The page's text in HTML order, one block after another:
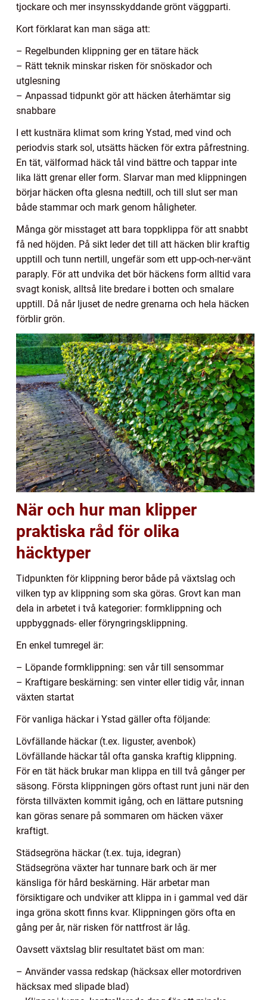
tjockare och mer insynsskyddande grönt väggparti.
Kort förklarat kan man säga att:
– Regelbunden klippning ger en tätare häck
– Rätt teknik minskar risken för snöskador och
utglesning
– Anpassad tidpunkt gör att häcken återhämtar sig
snabbare
I ett kustnära klimat som kring Ystad, med vind och
periodvis stark sol, utsätts häcken för extra påfrestning.
En tät, välformad häck tål vind bättre och tappar inte
lika lätt grenar eller form. Slarvar man med klippningen
börjar häcken ofta glesna nedtill, och till slut ser man
både stammar och mark genom håligheter.
Många gör misstaget att bara toppklippa för att snabbt
få ned höjden. På sikt leder det till att häcken blir kraftig
upptill och tunn nertill, ungefär som ett upp-och-ner-vänt
paraply. För att undvika det bör häckens form alltid vara
svagt konisk, alltså lite bredare i botten och smalare
upptill. Då når ljuset de nedre grenarna och hela häcken
förblir grön.
När och hur man klipper
praktiska råd för olika
häcktyper
Tidpunkten för klippning beror både på växtslag och
vilken typ av klippning som ska göras. Grovt kan man
dela in arbetet i två kategorier: formklippning och
uppbyggnads- eller föryngringsklippning.
En enkel tumregel är:
– Löpande formklippning: sen vår till sensommar
– Kraftigare beskärning: sen vinter eller tidig vår, innan
växten startat
För vanliga häckar i Ystad gäller ofta följande:
Lövfällande häckar (t.ex. liguster, avenbok)
Lövfällande häckar tål ofta ganska kraftig klippning.
För en tät häck brukar man klippa en till två gånger per
säsong. Första klippningen görs oftast runt juni när den
första tillväxten kommit igång, och en lättare putsning
kan göras senare på sommaren om häcken växer
kraftigt.
Städsegröna häckar (t.ex. tuja, idegran)
Städsegröna växter har tunnare bark och är mer
känsliga för hård beskärning. Här arbetar man
försiktigare och undviker att klippa in i gammal ved där
inga gröna skott finns kvar. Klippningen görs ofta en
gång per år, när risken för nattfrost är låg.
Oavsett växtslag blir resultatet bäst om man:
– Använder vassa redskap (häcksax eller motordriven
häcksax med slipade blad)